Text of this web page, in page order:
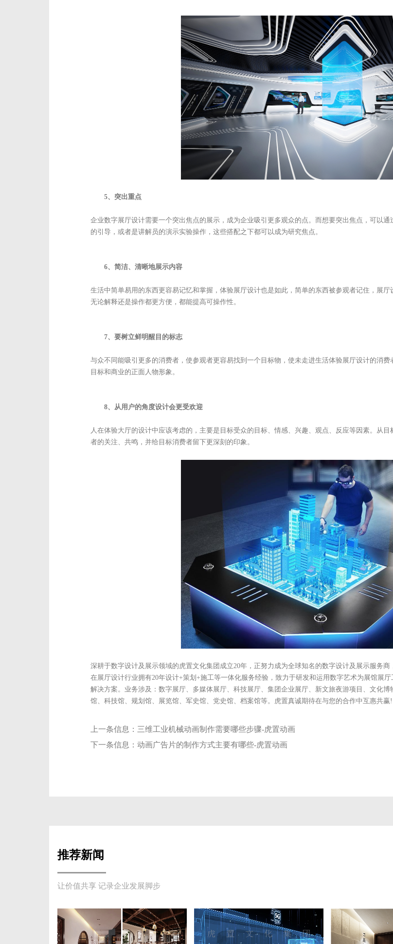
5、突出重点
企业数字展厅设计需要一个突出焦点的展示，成为企业吸引更多观众的点。而想要突出焦点，可以
的引导，或者是讲解员的演示实验操作，这些搭配之下都可以成为研究焦点。
6、简洁、清晰地展示内容
生活中简单易用的东西更容易记忆和掌握，体验展厅设计也是如此，简单的东西被参观者记住，展
无论解释还是操作都更方便，都能提高可操作性。
7、要树立鲜明醒目的标志
与众不同能吸引更多的消费者，使参观者更容易找到一个目标物，使未走进生活体验展厅设计的消
目标和商业的正面人物形象。
8、从用户的角度设计会更受欢迎
人在体验大厅的设计中应该考虑的，主要是目标受众的目标、情感、兴趣、观点、反应等因素。从
者的关注、共鸣，并给目标消费者留下更深刻的印象。
深耕于数字设计及展示领域的虎置文化集团成立20年，正努力成为全球知名的数字设计及展示服务
在展厅设计行业拥有20年设计+策划+施工等一体化服务经验，致力于研发和运用数字艺术为展馆展
解决方案。业务涉及：数字展厅、多媒体展厅、科技展厅、集团企业展厅、新文旅夜游项目、文化
馆、科技馆、规划馆、展览馆、军史馆、党史馆、档案馆等。虎置真诚期待在与您的合作中互惠共赢!
上一条信息： 三维工业机械动画制作需要哪些步骤-虎置动画
下一条信息：动画广告片的制作方式主要有哪些-虎置动画
推荐新闻
让价值共享 记录企业发展脚步